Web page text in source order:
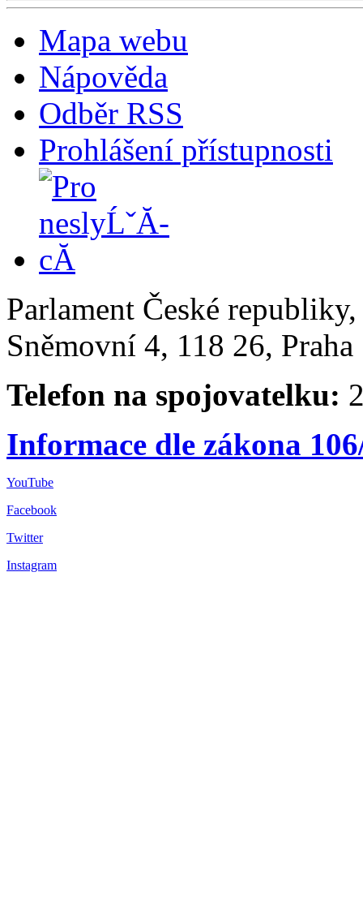
Mapa webu
Nápověda
Odběr RSS
Prohlášení přístupnosti
Parlament České
Sněmovní 4, 118 26,
Telefon na spojovatelku:
Informace dle zákona
YouTube
Facebook
Twitter
Instagram